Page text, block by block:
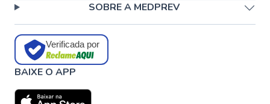
SOBRE A MEDPREV
Verificada por
BAIXE O APP